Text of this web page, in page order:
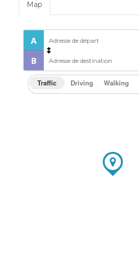
Map
Traffic Driving Walking